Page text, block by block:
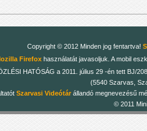
Copyright © 2012 Minden jog fentartva!
Firefox használatát javasoljuk. A mobil
HATÓSÁG a 2011. július 29 -én tett BJ/
(5540 Szarvas,
Szarvasi Videótár állandó megnevezésű
© 2011